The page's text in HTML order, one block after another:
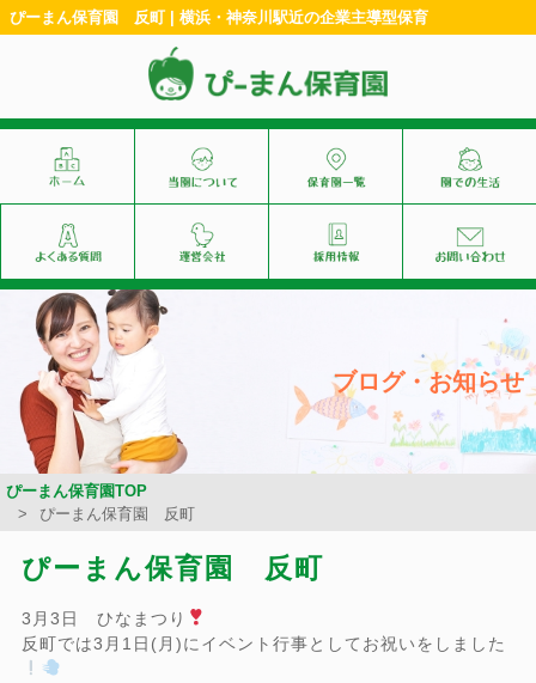
ぴーまん保育園 反町 | 横浜・神奈川駅近の企業主導型保育
ブログ・お知らせ
ぴーまん保育園TOP
ぴーまん保育園 反町
ぴーまん保育園 反町
3月3日 ひなまつり
反町では3月1日(月)にイベント行事としてお祝いをしました